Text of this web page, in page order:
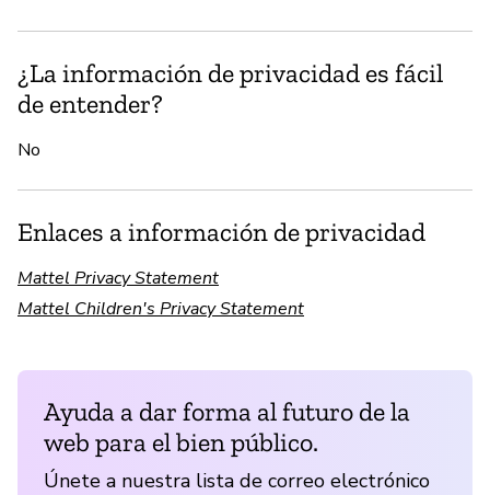
¿La información de privacidad es fácil
de entender?
No
Enlaces a información de privacidad
Mattel Privacy Statement
Mattel Children's Privacy Statement
Ayuda a dar forma al futuro de la
web para el bien público.
Únete a nuestra lista de correo electrónico